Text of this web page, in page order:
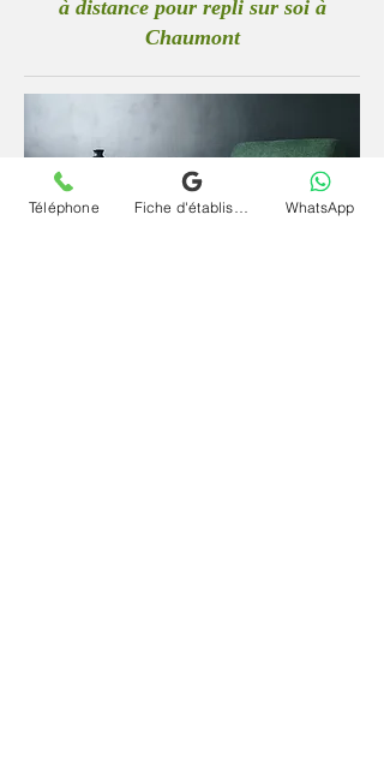
à distance pour repli sur soi à
Chaumont
Téléphone WhatsApp